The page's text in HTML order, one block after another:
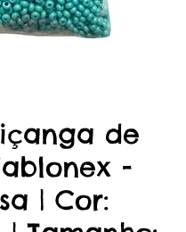
rapide
de
-
| Cor: